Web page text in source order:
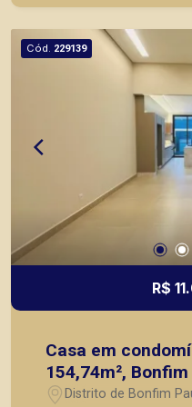
segurança, em
prontos, usados ou
lançamentos da
Cód. 229139
R$
Casa em
154,74m²,
de Ribeirão Preto/
Distrito de Bonfim